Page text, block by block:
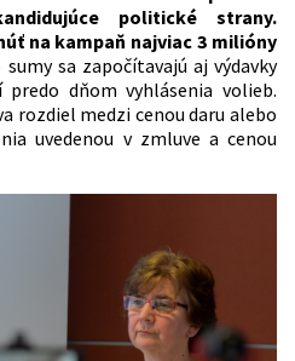
politické strany.
na kampaň najviac 3 milióny
sa započítavajú aj výdavky
dňom vyhlásenia volieb.
rozdiel medzi cenou daru alebo
uvedenou v zmluve a cenou